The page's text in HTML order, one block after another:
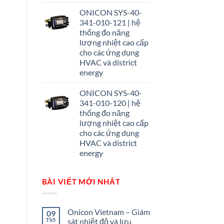
ONICON SYS-40-
341-010-121 | hệ
thống đo năng
lượng nhiệt cao cấp
cho các ứng dụng
HVAC và district
energy
ONICON SYS-40-
341-010-120 | hệ
thống đo năng
lượng nhiệt cao cấp
cho các ứng dụng
HVAC và district
energy
BÀI VIẾT MỚI NHẤT
09
Th5
Onicon Vietnam – Giám
sát nhiệt độ và lưu